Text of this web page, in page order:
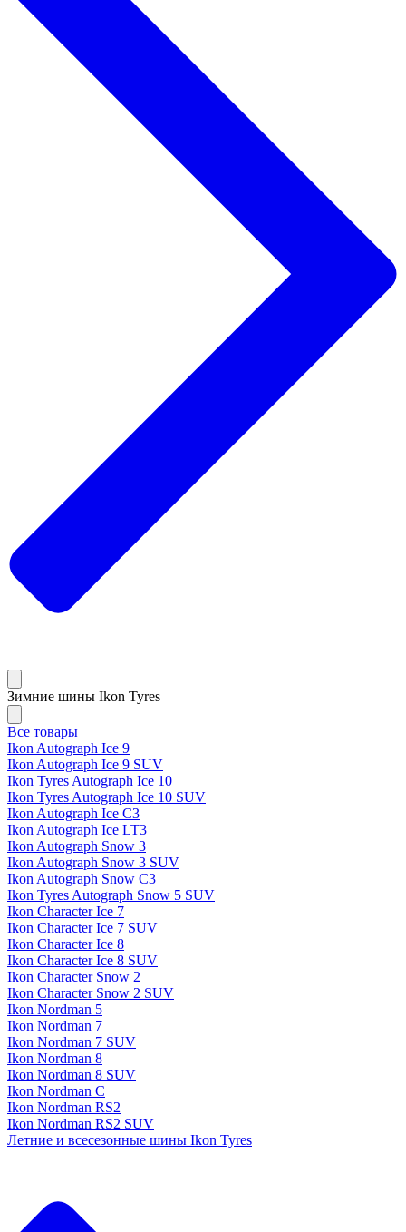
Зимние шины Ikon Tyres
Все товары
Ikon Autograph Ice 9
Ikon Autograph Ice 9 SUV
Ikon Tyres Autograph Ice 10
Ikon Tyres Autograph Ice 10 SUV
Ikon Autograph Ice C3
Ikon Autograph Ice LT3
Ikon Autograph Snow 3
Ikon Autograph Snow 3 SUV
Ikon Autograph Snow C3
Ikon Tyres Autograph Snow 5 SUV
Ikon Character Ice 7
Ikon Character Ice 7 SUV
Ikon Character Ice 8
Ikon Character Ice 8 SUV
Ikon Character Snow 2
Ikon Character Snow 2 SUV
Ikon Nordman 5
Ikon Nordman 7
Ikon Nordman 7 SUV
Ikon Nordman 8
Ikon Nordman 8 SUV
Ikon Nordman C
Ikon Nordman RS2
Ikon Nordman RS2 SUV
Летние и всесезонные шины Ikon Tyres